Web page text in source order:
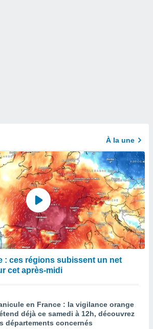
À la une
: ces régions subissent un net
cet après-midi
en France : la vigilance orange
déjà ce samedi à 12h, découvrez
départements concernés